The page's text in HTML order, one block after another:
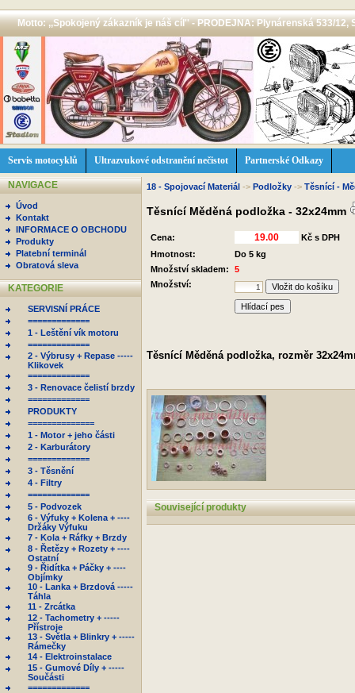
Motto: ,,Spokojený zákazník je náš cíl'' - PRODEJNA: Plynárenská 533/12,
Servis motocyklů Ultrazvukové odstranění nečistot Partnerské Odkazy
NAVIGACE
Úvod
Kontakt
INFORMACE O OBCHODU
Produkty
Platební terminál
Obratová sleva
KATEGORIE
SERVISNÍ PRÁCE
=============
1 - Leštění vík motoru
=============
2 - Výbrusy + Repase -----
Klikovek
=============
3 - Renovace čelistí brzdy
=============
PRODUKTY
==============
1 - Motor + jeho části
2 - Karburátory
=============
3 - Těsnění
4 - Filtry
=============
5 - Podvozek
6 - Výfuky + Kolena + ----
Držáky Výfuku
7 - Kola + Ráfky + Brzdy
8 - Řetězy + Rozety + ----
Ostatní
9 - Řidítka + Páčky + ----
Objímky
10 - Lanka + Brzdová -----
Táhla
11 - Zrcátka
12 - Tachometry + -----
Přístroje
13 - Světla + Blinkry + -----
Rámečky
14 - Elektroinstalace
15 - Gumové Díly + -----
Součásti
=============
18 - Spojovací Materiál -> Podložky -> Těsnící -
Těsnící Měděná podložka - 32x24mm
Cena:
Kč s DPH
Hmotnost:
Do 5 kg
Množství skladem:
5
Množství:
Hlídací pes
Těsnící Měděná podložka, rozměr
Související produkty